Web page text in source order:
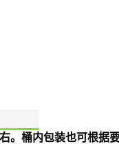
。桶内包装也可根据